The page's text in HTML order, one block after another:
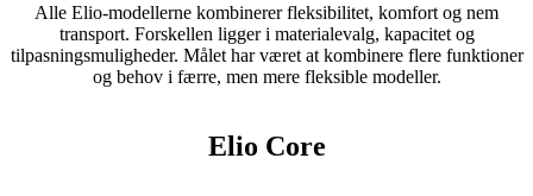
Alle Elio-modellerne kombinerer fleksibilitet, komfort og nem
transport. Forskellen ligger i materialevalg, kapacitet og
tilpasningsmuligheder. Målet har været at kombinere flere funktioner
og behov i færre, men mere fleksible modeller.
Elio Core